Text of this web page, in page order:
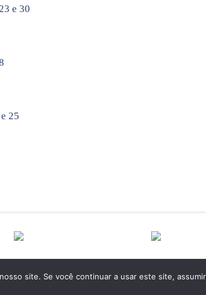
e 30
25
site. Se você continuar a usar este site,